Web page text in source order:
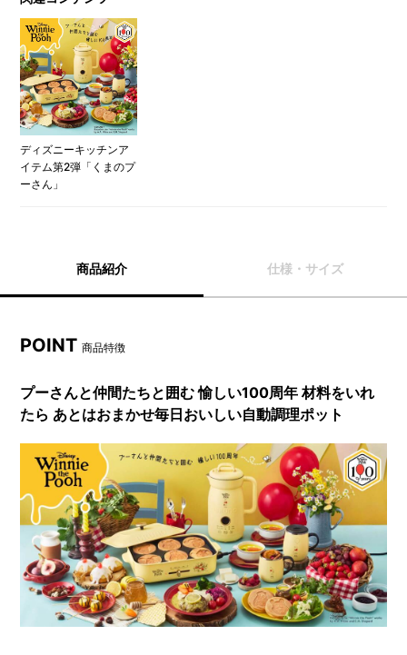
ディズニーキッチンア
イテム第2弾「くまのプ
ーさん」
商品紹介 仕様・サイズ
POINT商品特徴
プーさんと仲間たちと囲む 愉しい100周年 材料をいれ
たら あとはおまかせ毎日おいしい自動調理ポット